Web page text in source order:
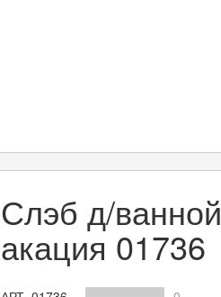
Слэб д/ванной
акация 01736